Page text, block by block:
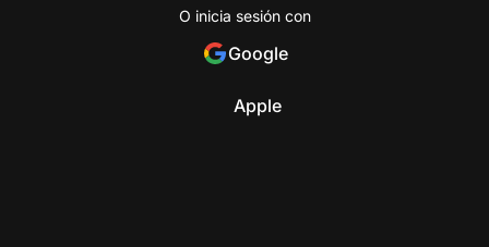
O inicia sesión con
Google
Apple